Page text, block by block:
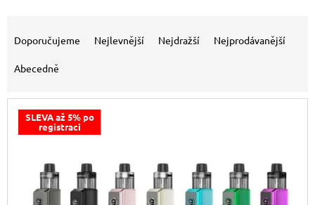
Doporučujeme Nejlevnější Nejdražší Nejprodávanější
Abecedně
SLEVA až 5% po
registraci